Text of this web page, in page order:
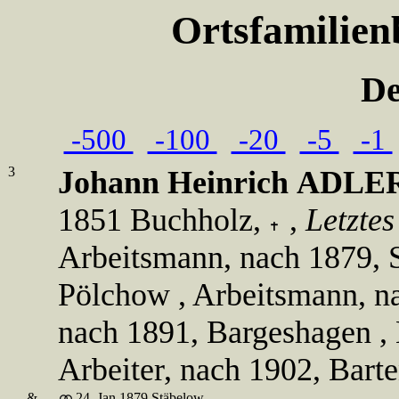
-500 -100 -20 -5 -1
3 Johann Heinrich
1851 Buchholz,
,
Arbeitsmann, nach 1879,
Pölchow , Arbeitsmann,
nach 1891, Bargeshagen
Arbeiter, nach 1902,